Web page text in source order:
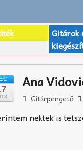
Gitárok
Ana
Gitárpengető
nektek is